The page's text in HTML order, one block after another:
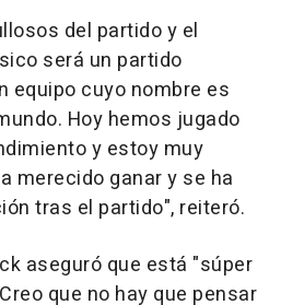
del partido y el
será un partido
equipo cuyo nombre es
Hoy hemos jugado
y estoy muy
merecido ganar y se ha
tras el partido", reiteró.
aseguró que está "súper
que no hay que pensar